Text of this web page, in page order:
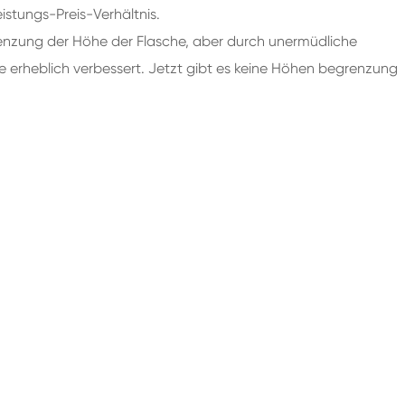
Preis-Verhältnis.
der Höhe der Flasche, aber durch unermüdliche
verbessert. Jetzt gibt es keine Höhen begrenzung